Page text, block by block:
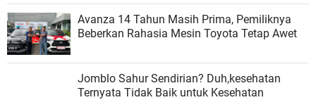
Avanza 14 Tahun Masih Prima, Pemiliknya
Beberkan Rahasia Mesin Toyota Tetap Awet
Jomblo Sahur Sendirian? Duh,kesehatan
Ternyata Tidak Baik untuk Kesehatan